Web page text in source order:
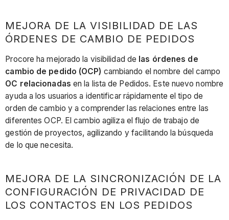
MEJORA DE LA VISIBILIDAD DE LAS
ÓRDENES DE CAMBIO DE PEDIDOS
Procore ha mejorado la visibilidad de las órdenes de
cambio de pedido (OCP) cambiando el nombre del campo
OC relacionadas en la lista de Pedidos. Este nuevo nombre
ayuda a los usuarios a identificar rápidamente el tipo de
orden de cambio y a comprender las relaciones entre las
diferentes OCP. El cambio agiliza el flujo de trabajo de
gestión de proyectos, agilizando y facilitando la búsqueda
de lo que necesita.
MEJORA DE LA SINCRONIZACIÓN DE LA
CONFIGURACIÓN DE PRIVACIDAD DE
LOS CONTACTOS EN LOS PEDIDOS